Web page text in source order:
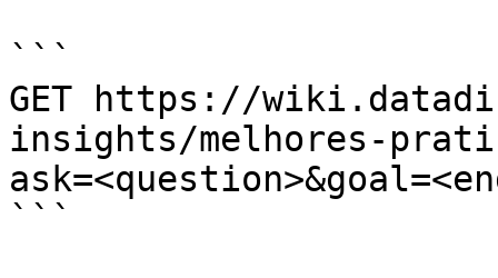
```
GET https://
insights/melhores-
```